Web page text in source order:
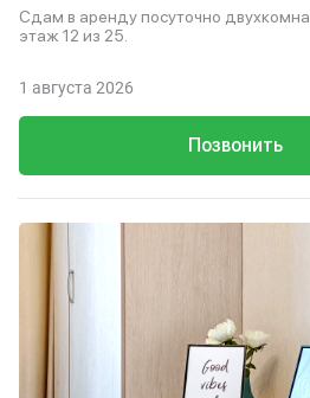
Сдам в аренду посуточно
этаж 12 из 25.
Позвонить
1 августа 2026